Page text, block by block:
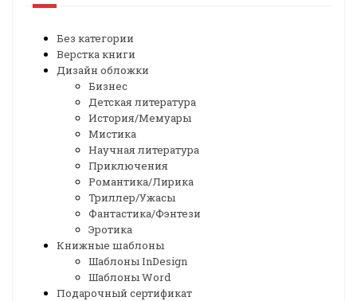
Без категории
Верстка книги
Дизайн обложки
Бизнес
Детская литература
История/Мемуары
Мистика
Научная литература
Приключения
Романтика/Лирика
Триллер/Ужасы
Фантастика/Фэнтези
Эротика
Книжные шаблоны
Шаблоны InDesign
Шаблоны Word
Подарочный сертификат